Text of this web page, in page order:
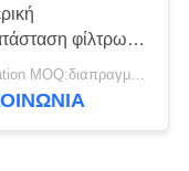
φίλτρων
δροσερή για
το χλώριο
Negotiation MOQ:διαπραγμάτευση